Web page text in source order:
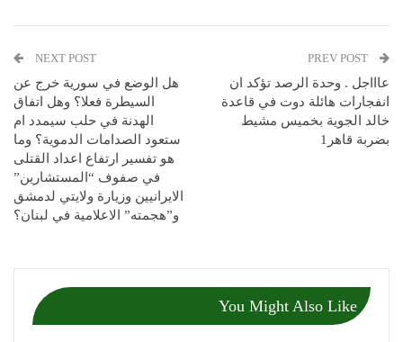
عاااجل . وحدة الرصد تؤكد ان
انفجارات هائلة دوت في قاعدة
خالد الجوية بخميس مشيط
بضربة قاهر1
NEXT POST
هل الوضع في سورية خرج عن
السيطرة فعلا؟ وهل اتفاق
الهدنة في حلب سيمدد ام
ستعود الصدامات الدموية؟ وما
هو تفسير ارتفاع اعداد القتلى
في صفوف “المستشارين”
الايرانيين وزيارة ولايتي لدمشق
و”هجمته” الاعلامية في لبنان؟
You Might Also Like